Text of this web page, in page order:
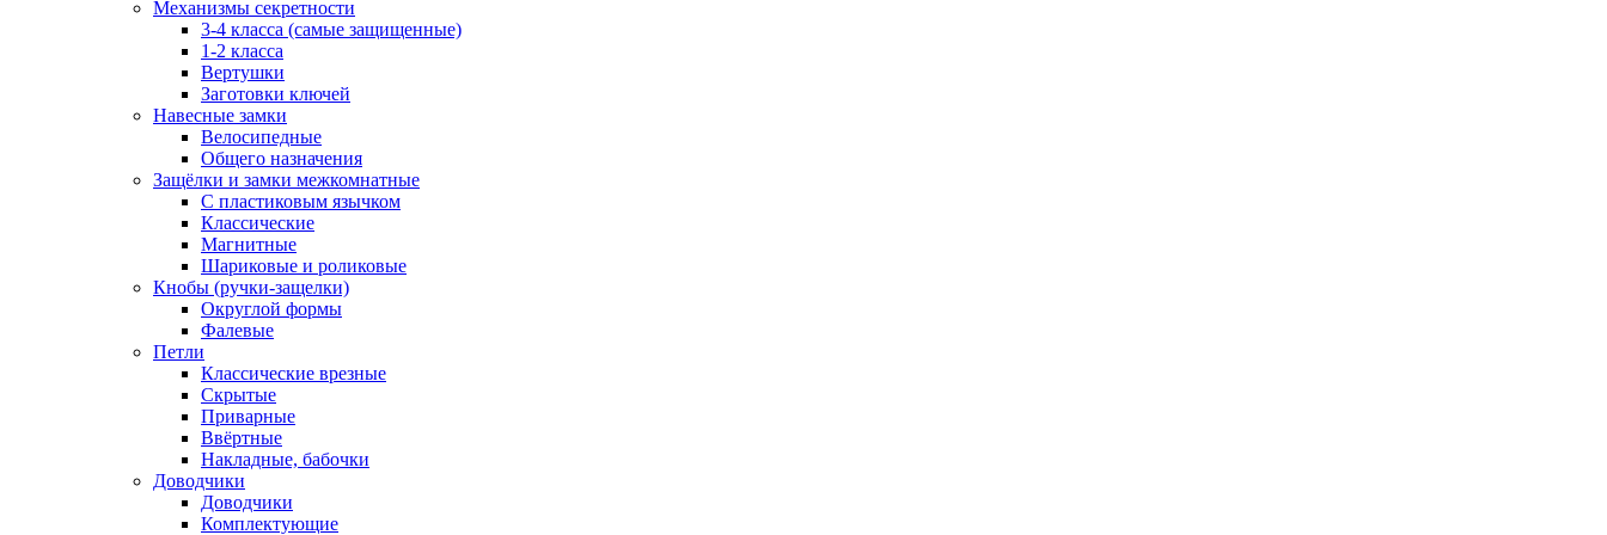
Механизмы секретности
3-4 класса (самые защищенные)
1-2 класса
Вертушки
Заготовки ключей
Навесные замки
Велосипедные
Общего назначения
Защёлки и замки межкомнатные
С пластиковым язычком
Классические
Магнитные
Шариковые и роликовые
Кнобы (ручки-защелки)
Округлой формы
Фалевые
Петли
Классические врезные
Скрытые
Приварные
Ввёртные
Накладные, бабочки
Доводчики
Доводчики
Комплектующие